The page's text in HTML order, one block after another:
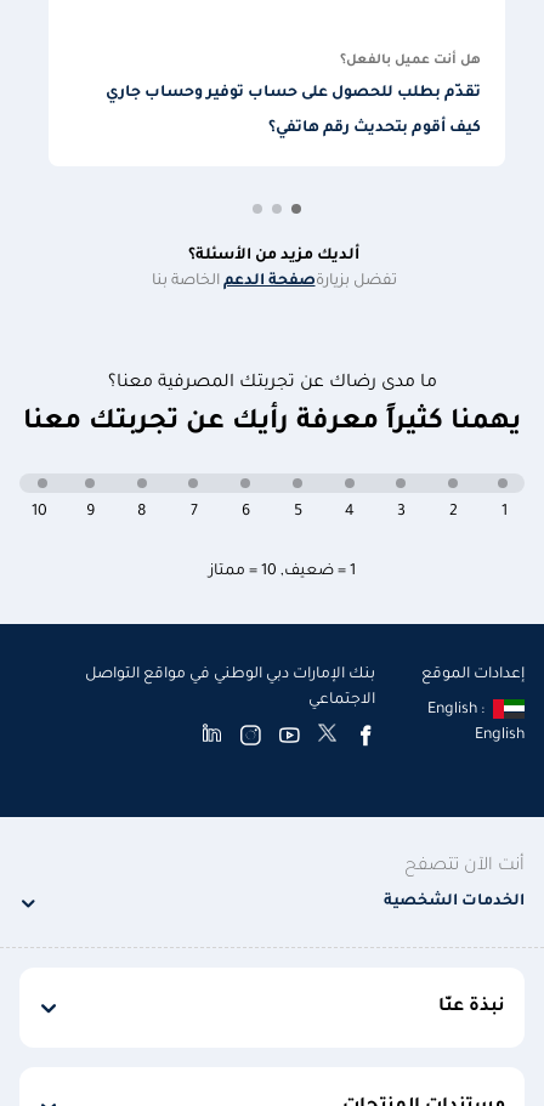
هل أنت عميل بالفعل؟
تقدّم بطلب للحصول على حساب توفير وحساب جاري
كيف أقوم بتحديث رقم هاتفي؟
ألديك مزيد من الأسئلة؟
تفضل بزيارةصفحة الدعم الخاصة بنا
ما مدى رضاك عن تجربتك المصرفية معنا؟
يهمنا كثيراً معرفة رأيك عن تجربتك معنا
1 = ضعيف , 10 = ممتاز
10 9 8 7 6 5 4 3 2 1
إعدادات الموقع
English :
English
بنك الإمارات دبي الوطني في مواقع التواصل
الاجتماعي
أنت الآن تتصفح
الخدمات الشخصية
نبذة عنّا